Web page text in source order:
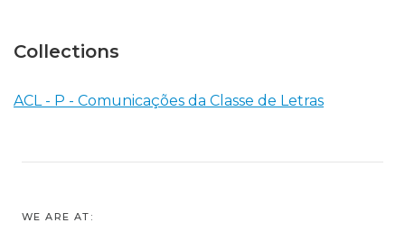
Collections
ACL - P - Comunicações da Classe de Letras
WE ARE AT: